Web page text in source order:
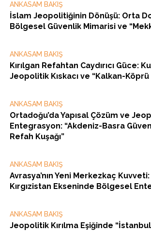
ANKASAM BAKIŞ
İslam Jeopolitiğinin Dönüşü: Orta
Bölgesel Güvenlik Mimarisi ve
ANKASAM BAKIŞ
Kırılgan Refahtan Caydırıcı Güce:
Jeopolitik Kıskacı ve “Kalkan-
ANKASAM BAKIŞ
Ortadoğu’da Yapısal Çözüm ve
Entegrasyon: “Akdeniz-Basra
Refah Kuşağı”
ANKASAM BAKIŞ
Avrasya’nın Yeni Merkezkaç
Kırgızistan Ekseninde Bölgesel
ANKASAM BAKIŞ
Jeopolitik Kırılma Eşiğinde